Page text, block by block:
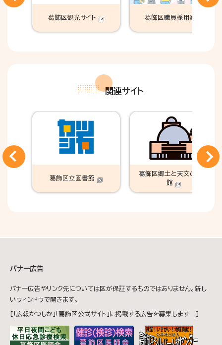
葛飾区観光サイト 葛飾区職員採用案内
関連サイト
葛飾区立図書館
葛飾区郷土と天文の博物
館
バナー広告
バナー広告やリンク先については区が保証するものではありません。新し
いウィンドウで開きます。
[ 「広報かつしか」「葛飾区公式サイト」に掲載する広告を募集します ]